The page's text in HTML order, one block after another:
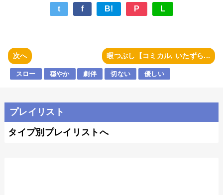
t f B! P L
次へ 暇つぶし【コミカル, いたずら...
スロー 穏やか 劇伴 切ない 優しい
プレイリスト
タイプ別プレイリストへ